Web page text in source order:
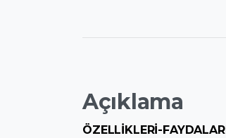
Açıklama
ÖZELLİKLERİ-FAYDALARI